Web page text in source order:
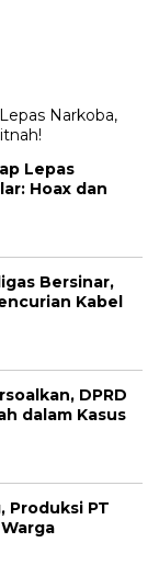
Lepas
Hoax dan
Bersinar,
Kabel
DPRD
dalam Kasus
Produksi PT